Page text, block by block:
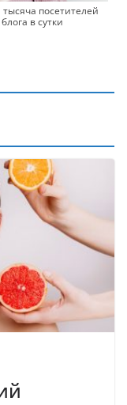
посетителей
блога в сутки